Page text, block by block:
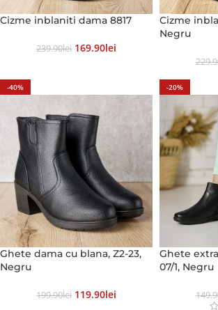
Cizme inblaniti dama 8817
239.90Lei 169.90Lei
Cizme
Negru
-40%
Ghete dama cu blana, Z2-23,
Negru
199.90Lei 119.90Lei
-20%
Ghete extra
07/1, Negru